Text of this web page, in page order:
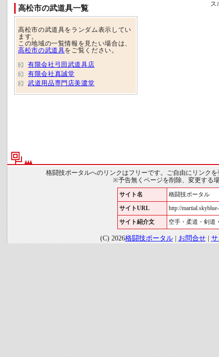
ス
高松市の武道具一覧
高松市の武道具をランダム表示してい
ます。
この地域の一覧情報を見たい場合は、
高松市の武道具をご覧ください。
有限会社弓田武道具店
有限会社真誠堂
武道用品専門店美濃堂
格闘技ポータルへのリンクはフリーです。ご自由にリンク
※予告無くページを削除、変更する
サイト名 格闘技ポータル
サイトURL http://
サイト紹介文 空手・柔道・剣道
(C) 2026格闘技ポータル| お問合せ|